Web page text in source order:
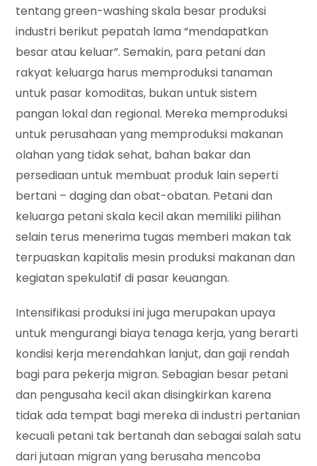
tentang green-washing skala besar produksi
industri berikut pepatah lama “mendapatkan
besar atau keluar”. Semakin, para petani dan
rakyat keluarga harus memproduksi tanaman
untuk pasar komoditas, bukan untuk sistem
pangan lokal dan regional. Mereka memproduksi
untuk perusahaan yang memproduksi makanan
olahan yang tidak sehat, bahan bakar dan
persediaan untuk membuat produk lain seperti
bertani – daging dan obat-obatan. Petani dan
keluarga petani skala kecil akan memiliki pilihan
selain terus menerima tugas memberi makan tak
terpuaskan kapitalis mesin produksi makanan dan
kegiatan spekulatif di pasar keuangan.
Intensifikasi produksi ini juga merupakan upaya
untuk mengurangi biaya tenaga kerja, yang berarti
kondisi kerja merendahkan lanjut, dan gaji rendah
bagi para pekerja migran. Sebagian besar petani
dan pengusaha kecil akan disingkirkan karena
tidak ada tempat bagi mereka di industri pertanian
kecuali petani tak bertanah dan sebagai salah satu
dari jutaan migran yang berusaha mencoba